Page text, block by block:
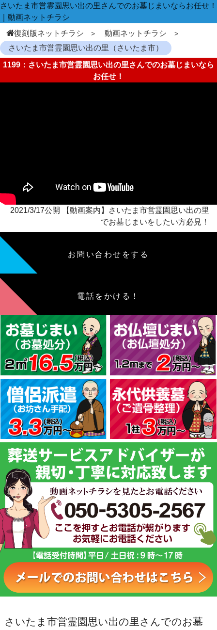
さいたま市営霊園思い出の里さんでのお墓じまいならお任せ！
｜動画ネットチラシ
復刻版ネットチラシ
動画ネットチラシ
さいたま市営霊園思い出の里（さいたま市）
1199：さいたま市営霊園思い出の里さんでのお墓じまいなら
お任せ！
2021/3/17公開 【動画案内】さいたま市営霊園思い出の里
でお墓じまいをしたい方必見！
お問い合わせをする
電話をかける！
さいたま市営霊園思い出の里さんでのお墓